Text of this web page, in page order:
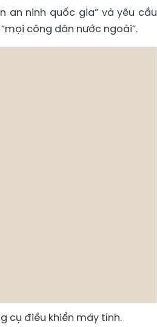
an ninh quốc gia” và yêu cầu
công dân nước ngoài”.
cụ điều khiển máy tính.